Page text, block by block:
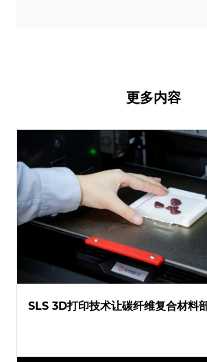
更多内容
SLS 3D打印技术让碳纤维复合材料